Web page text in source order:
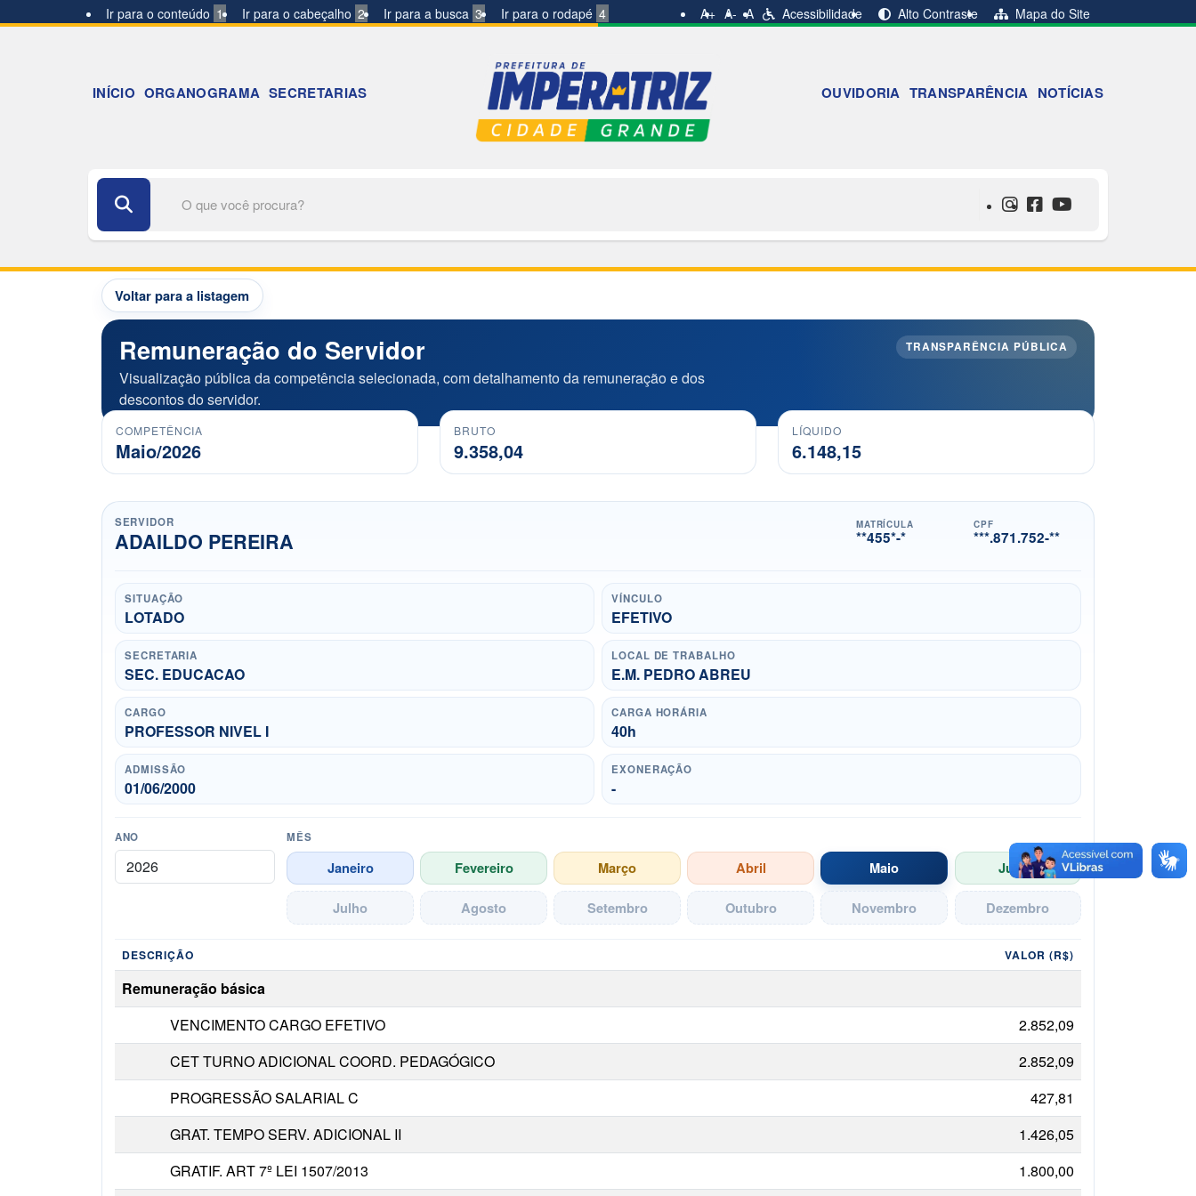
Ir para o conteúdo 1 Ir para o cabeçalho 2 Ir para a busca 3 Ir para o rodapé 4 A+ A- A Acessibilidade Alto Contraste Mapa do Site
INÍCIO ORGANOGRAMA SECRETARIAS OUVIDORIA TRANSPARÊNCIA NOTÍCIAS
Buscar no portal
Voltar para a listagem
Remuneração do Servidor
Visualização pública da competência selecionada, com detalhamento da remuneração e dos
descontos do servidor.
TRANSPARÊNCIA PÚBLICA
COMPETÊNCIA
Maio/2026
BRUTO
9.358,04
LÍQUIDO
6.148,15
SERVIDOR
ADAILDO PEREIRA
MATRÍCULA
**455*-*
CPF
***.871.752-**
SITUAÇÃO
LOTADO
VÍNCULO
EFETIVO
SECRETARIA
SEC. EDUCACAO
LOCAL DE TRABALHO
E.M. PEDRO ABREU
CARGO
PROFESSOR NIVEL I
CARGA HORÁRIA
40h
ADMISSÃO
01/06/2000
EXONERAÇÃO
-
ANO MÊS
Janeiro Fevereiro Março Abril Maio Junho
Julho Agosto Setembro Outubro Novembro Dezembro
Detalhamento da remuneração do servidor na competência selecionada
DESCRIÇÃO VALOR (R$)
Remuneração básica
VENCIMENTO CARGO EFETIVO
2.852,09
CET TURNO ADICIONAL COORD. PEDAGÓGICO
2.852,09
PROGRESSÃO SALARIAL C
427,81
GRAT. TEMPO SERV. ADICIONAL II
1.426,05
GRATIF. ART 7º LEI 1507/2013
1.800,00